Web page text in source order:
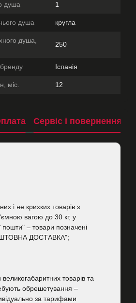
душа 1
душа кругла
душа,
250
бренду Іспанія
міс. 12
Сервіс і повернення
і не крихких товарів з
вагою до 30 кг, у
пошти" – товари позначені
ДОСТАВКА";
великогабаритних товарів та
обрешетування –
за тарифами